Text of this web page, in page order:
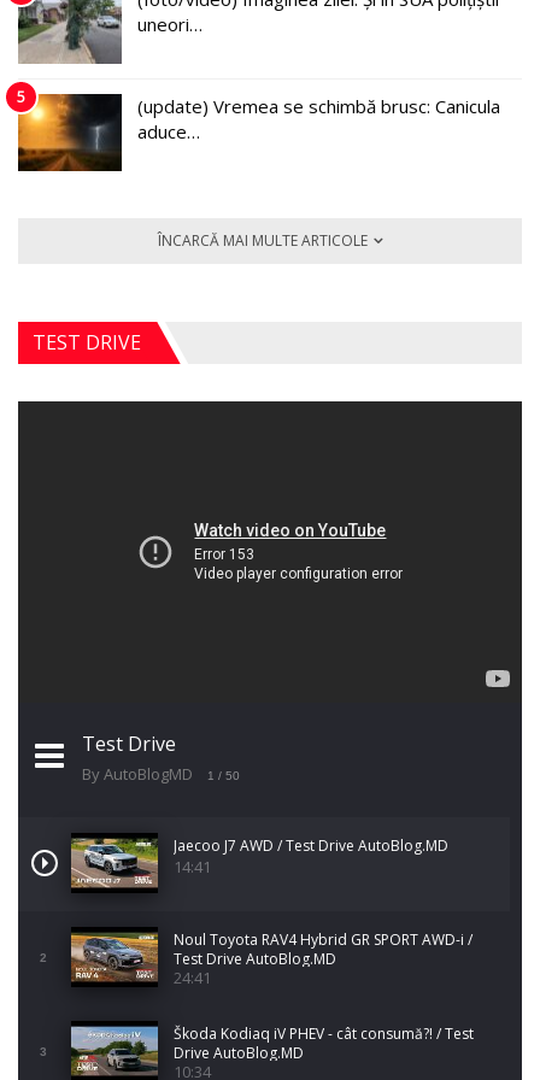
uneori…
5
(update) Vremea se schimbă brusc: Canicula
aduce…
ÎNCARCĂ MAI MULTE ARTICOLE
TEST DRIVE
Test Drive
By AutoBlogMD 1 / 50
Jaecoo J7 AWD / Test Drive AutoBlog.MD
14:41
2
Noul Toyota RAV4 Hybrid GR SPORT AWD-i /
Test Drive AutoBlog.MD
24:41
3
Škoda Kodiaq iV PHEV - cât consumă?! / Test
Drive AutoBlog.MD
10:34